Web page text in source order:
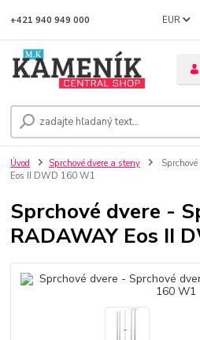
EUR
+421 940 949 000
Úvod Sprchové dvere a steny
Eos II DWD 160 W1
Sprchové dvere -
RADAWAY Eos II